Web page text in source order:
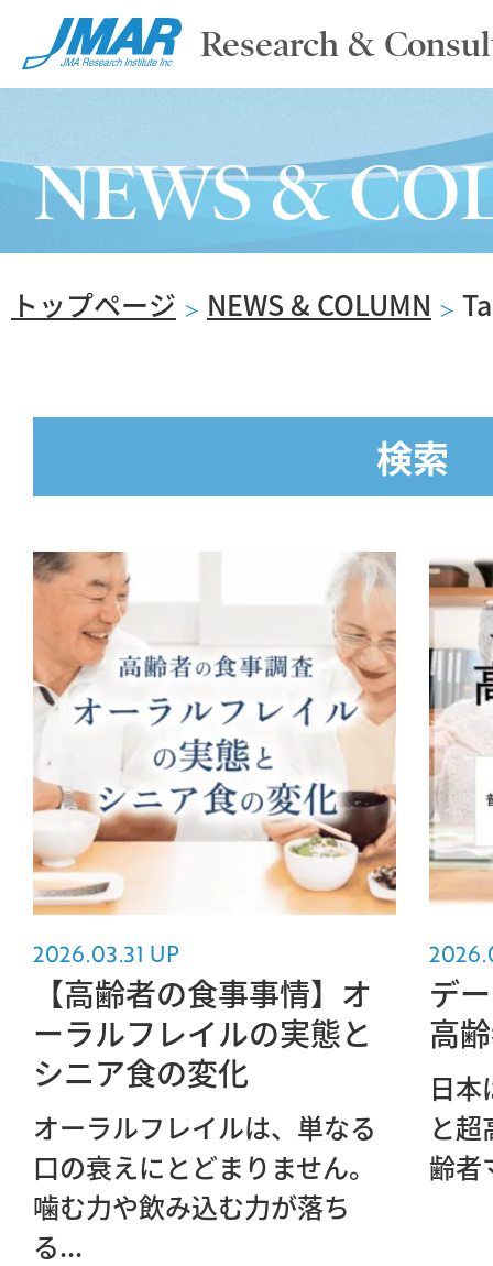
Research &
ABOUT
SERVICE
NEWS & COLUMN
MOVIE
COMPANY
PERSON
CONTACT
NEWS &
トップページ ＞ NEWS & COLUMN ＞
検索
2026.03.31 UP
【高齢者の食事事情】オ
ーラルフレイルの実態と
シニア食の変化
オーラルフレイルは、単なる
口の衰えにとどまりません。
噛む力や飲み込む力が落ち
る...
デ
高
日
と
齢者